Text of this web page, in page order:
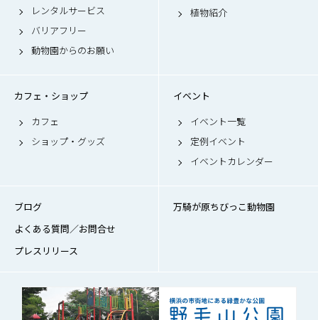
レンタルサービス
バリアフリー
動物園からのお願い
植物紹介
カフェ・ショップ
カフェ
ショップ・グッズ
イベント
イベント一覧
定例イベント
イベントカレンダー
ブログ
よくある質問／お問合せ
プレスリリース
万騎が原ちびっこ動物園